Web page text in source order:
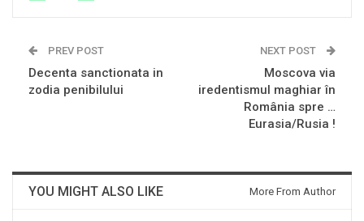
PREV POST
Decenta sanctionata in
zodia penibilului
NEXT POST
Moscova via
iredentismul maghiar în
România spre …
Eurasia/Rusia !
YOU MIGHT ALSO LIKE More From Author